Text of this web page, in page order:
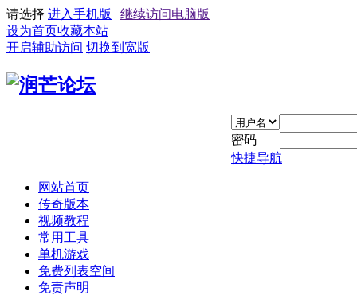
请选择 进入手机版 | 继续访问电脑版
设为首页收藏本站
开启辅助访问 切换到宽版
密码
快捷导航
网站首页
传奇版本
视频教程
常用工具
单机游戏
免费列表空间
免责声明